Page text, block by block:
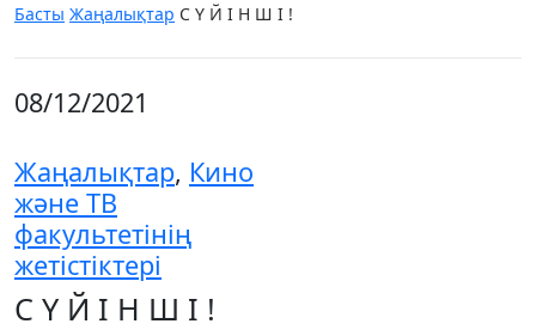
Басты Жаңалықтар С Ү Й І Н Ш І !
08/12/2021
Жаңалықтар, Кино
және ТВ
факультетінің
жетістіктері
С Ү Й І Н Ш І !